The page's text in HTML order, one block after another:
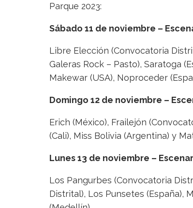
Parque 2023:
Sábado 11 de noviembre –
Libre Elección (Convocatoria
Galeras Rock – Pasto), Saratoga
Makewar (USA), Noproceder
Domingo 12 de noviembre –
Erich (México), Frailejón
(Cali), Miss Bolivia (Argentina) y
Lunes 13 de noviembre –
Los Pangurbes (Convocatoria
Distrital), Los Punsetes (España),